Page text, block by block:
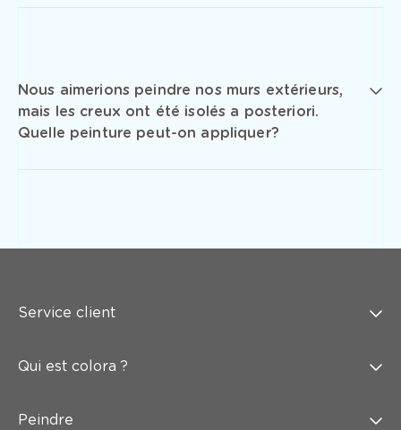
Nous aimerions peindre nos murs extérieurs,
mais les creux ont été isolés a posteriori.
Quelle peinture peut-on appliquer?
Service client
Qui est colora ?
Peindre